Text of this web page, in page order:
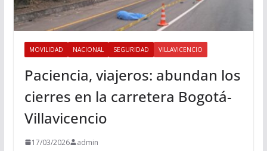
MOVILIDAD NACIONAL SEGURIDAD VILLAVICENCIO
Paciencia, viajeros: abundan los
cierres en la carretera Bogotá-
Villavicencio
17/03/2026 admin